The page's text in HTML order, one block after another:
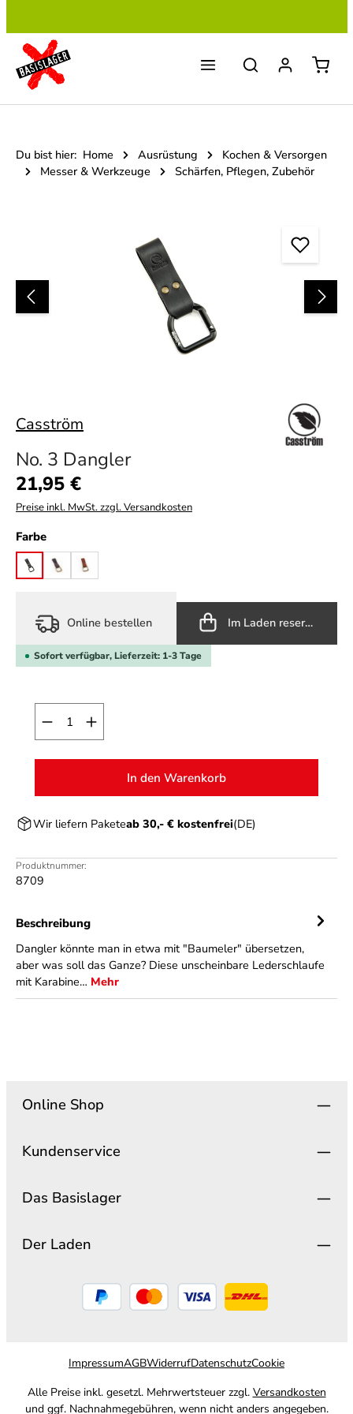
Du bist hier: Home Ausrüstung
Kochen & Versorgen
Messer & Werkzeuge
Schärfen, Pflegen, Zubehör
Casström
No. 3 Dangler
Regulärer Preis:
21,95 €
Preise inkl. MwSt. zzgl. Versandkosten
Farbeauswählen
blackbrowncognac
Online bestellen Im Laden reservieren
Sofort verfügbar, Lieferzeit: 1-3 Tage
Produkt Anzahl: Gib den gewünschten Wert
In den Warenkorb
Wir liefern Paketeab 30,- € kostenfrei(DE)
Produktnummer:
8709
Beschreibung
Dangler könnte man in etwa mit "Baumeler" übersetzen,
aber was soll das Ganze? Diese unscheinbare Lederschlaufe
mit Karabine… Mehr
Online Shop
Kundenservice
Das Basislager
Der Laden
ImpressumAGBWiderrufDatenschutzCookie
Alle Preise inkl. gesetzl. Mehrwertsteuer zzgl. Versandkosten
und ggf. Nachnahmegebühren, wenn nicht anders angegeben.